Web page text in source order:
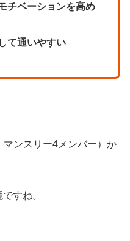
チベーションを高め
て通いやすい
ンスリー4メンバー）か
すね。